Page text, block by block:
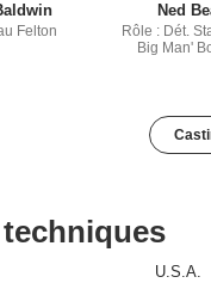
Felton
Ned
Rôle : Dét.
Big Man'
U.S.A.